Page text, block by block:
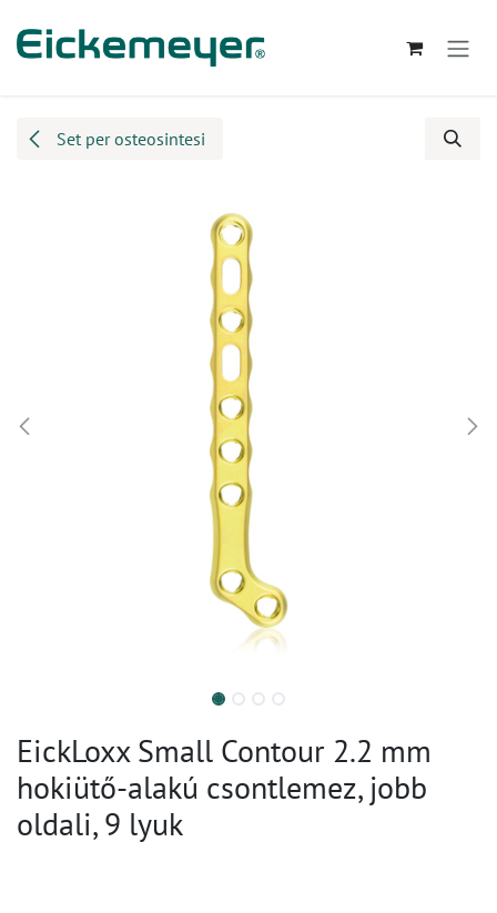
Set per osteosintesi
EickLoxx Small Contour 2.2 mm
hokiütő-alakú csontlemez, jobb
oldali, 9 lyuk